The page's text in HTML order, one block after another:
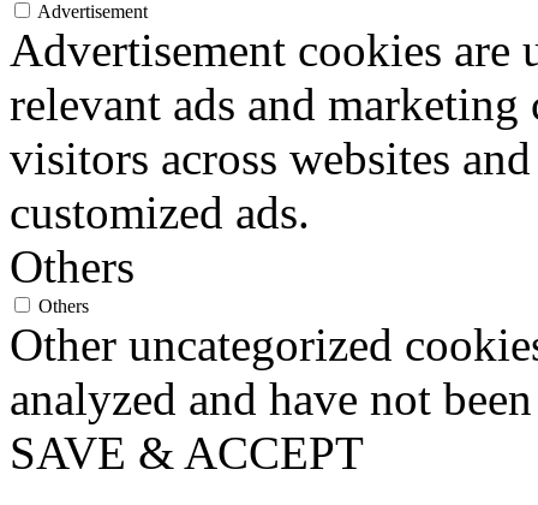
Advertisement
Advertisement cookies
relevant ads and marketing
visitors across websites
customized ads.
Others
Others
Other uncategorized
analyzed and have not
SAVE & ACCEPT